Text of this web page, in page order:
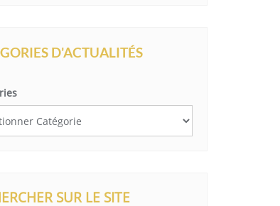
D'ACTUALITÉS
SUR LE SITE